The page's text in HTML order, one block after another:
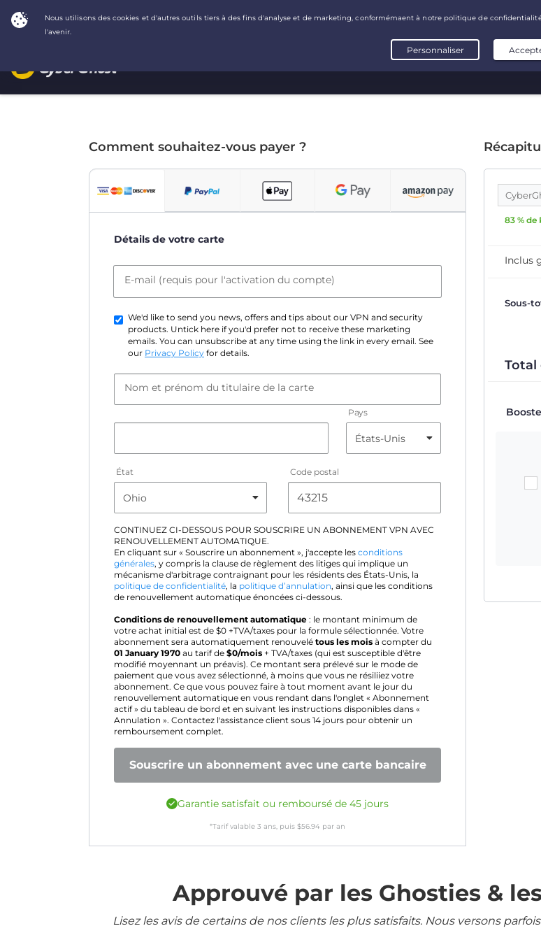
Comment souhaitez-vous payer ?
Détails de votre carte
E-mail (requis pour l'activation du compte)
We'd like to send you news, offers and tips about our VPN and security
products. Untick here if you'd prefer not to receive these marketing
emails. You can unsubscribe at any time using the link in every email. See
our Privacy Policy for details.
Nom et prénom du titulaire de la carte
Pays
État Code postal
CONTINUEZ CI-DESSOUS POUR SOUSCRIRE UN ABONNEMENT VPN AVEC
RENOUVELLEMENT AUTOMATIQUE.
En cliquant sur « Souscrire un abonnement », j'accepte les conditions
générales, y compris la clause de règlement des litiges qui implique un
mécanisme d'arbitrage contraignant pour les résidents des États-Unis, la
politique de confidentialité, la politique d’annulation, ainsi que les conditions
de renouvellement automatique énoncées ci-dessous.
Conditions de renouvellement automatique : le montant minimum de
votre achat initial est de $0 +TVA/taxes pour la formule sélectionnée. Votre
abonnement sera automatiquement renouvelé tous les mois à compter du
01 January 1970 au tarif de $0/mois + TVA/taxes (qui est susceptible d'être
modifié moyennant un préavis). Ce montant sera prélevé sur le mode de
paiement que vous avez sélectionné, à moins que vous ne résiliiez votre
abonnement. Ce que vous pouvez faire à tout moment avant le jour du
renouvellement automatique en vous rendant dans l'onglet « Abonnement
actif » du tableau de bord et en suivant les instructions disponibles dans «
Annulation ». Contactez l'assistance client sous 14 jours pour obtenir un
remboursement complet.
Souscrire un abonnement avec une carte bancaire
Garantie satisfait ou remboursé de 45 jours
*Tarif valable 3 ans, puis $56.94 par an
83 % de
Inclus
Sous-
Total
Approuvé par les Ghosties &
Lisez les avis de certains de nos clients les plus satisfaits. Nous versons